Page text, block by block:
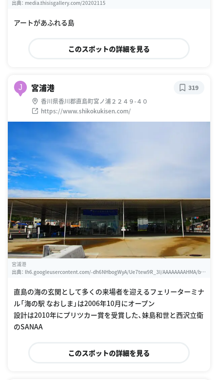
出典： media.thisisgallery.com/20202115
アートがあふれる島
このスポットの詳細を見る
J 宮浦港
香川県香川郡直島町宮ノ浦２２４９-４０
https://www.shikokukisen.com/
319
宮浦港
出典： lh6.googleusercontent.com/-dh6NHbogWyA/Ue7tew9R_3I/AAAAAAAAHMA/bfz
直島の海の玄関として多くの来場者を迎えるフェリーターミナ
ル「海の駅 なおしま」は2006年10月にオープン
設計は2010年にプリツカー賞を受賞した、妹島和世と西沢立衛
のSANAA
このスポットの詳細を見る